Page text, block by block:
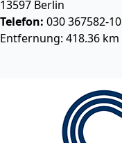
13597 Berlin
Telefon: 030 367582-10
Entfernung: 418.36 km